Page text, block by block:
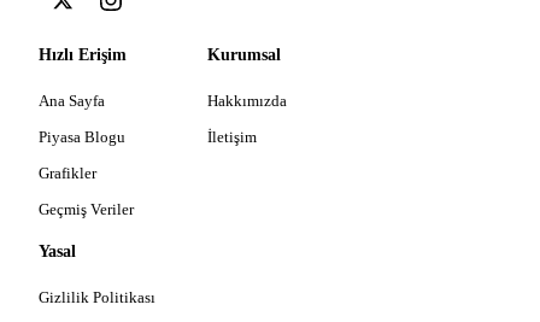
Hızlı Erişim
Ana Sayfa
Piyasa Blogu
Grafikler
Geçmiş Veriler
Kurumsal
Hakkımızda
İletişim
Yasal
Gizlilik Politikası